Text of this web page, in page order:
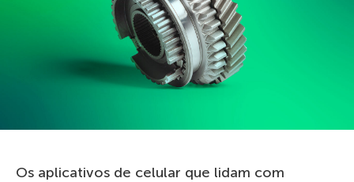
Os aplicativos de celular que lidam com